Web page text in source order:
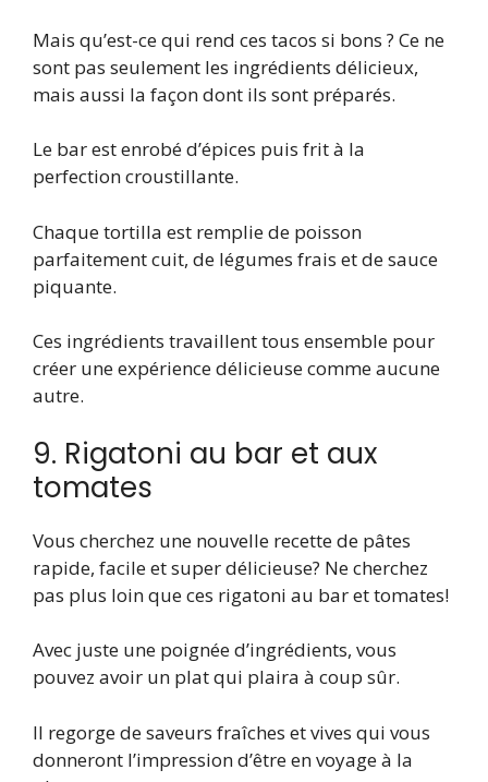
Mais qu’est-ce qui rend ces tacos si bons ? Ce ne
sont pas seulement les ingrédients délicieux,
mais aussi la façon dont ils sont préparés.
Le bar est enrobé d’épices puis frit à la
perfection croustillante.
Chaque tortilla est remplie de poisson
parfaitement cuit, de légumes frais et de sauce
piquante.
Ces ingrédients travaillent tous ensemble pour
créer une expérience délicieuse comme aucune
autre.
9. Rigatoni au bar et aux
tomates
Vous cherchez une nouvelle recette de pâtes
rapide, facile et super délicieuse? Ne cherchez
pas plus loin que ces rigatoni au bar et tomates!
Avec juste une poignée d’ingrédients, vous
pouvez avoir un plat qui plaira à coup sûr.
Il regorge de saveurs fraîches et vives qui vous
donneront l’impression d’être en voyage à la